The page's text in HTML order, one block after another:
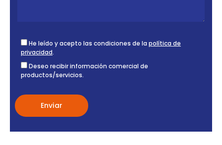
He leído y acepto las condiciones de la política de
privacidad.
Deseo recibir información comercial de
productos/servicios.